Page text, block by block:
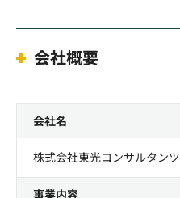
会社概要
会社名
株式会社東光コンサルタンツ
事業内容